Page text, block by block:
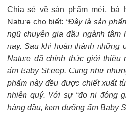
Chia sẻ về sản phẩm mới, bà
Nature cho biết: “Đây là sản
ngũ chuyên gia đầu ngành tâm
nay. Sau khi hoàn thành những
Nature đã chính thức giới thiệu
ẩm Baby Sheep. Cũng như
phẩm này đều được chiết xuất
nhiên quý. Với sự “đo ni đóng
hàng đầu, kem dưỡng ẩm Baby